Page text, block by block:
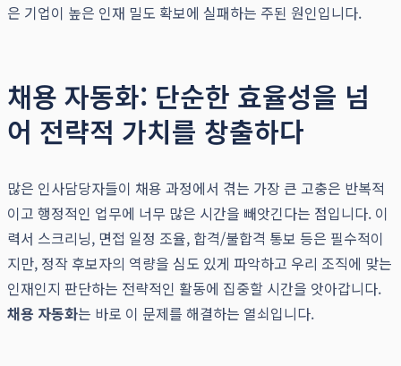
은 기업이 높은 인재 밀도 확보에 실패하는 주된 원인입니다.
채용 자동화: 단순한 효율성을 넘
어 전략적 가치를 창출하다
많은 인사담당자들이 채용 과정에서 겪는 가장 큰 고충은 반복적
이고 행정적인 업무에 너무 많은 시간을 빼앗긴다는 점입니다. 이
력서 스크리닝, 면접 일정 조율, 합격/불합격 통보 등은 필수적이
지만, 정작 후보자의 역량을 심도 있게 파악하고 우리 조직에 맞는
인재인지 판단하는 전략적인 활동에 집중할 시간을 앗아갑니다.
채용 자동화는 바로 이 문제를 해결하는 열쇠입니다.